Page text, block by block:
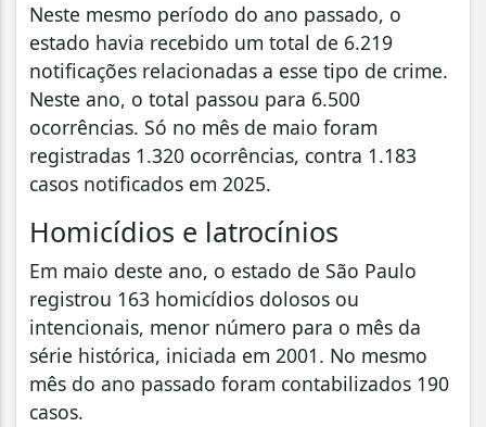
Neste mesmo período do ano passado, o
estado havia recebido um total de 6.219
notificações relacionadas a esse tipo de crime.
Neste ano, o total passou para 6.500
ocorrências. Só no mês de maio foram
registradas 1.320 ocorrências, contra 1.183
casos notificados em 2025.
Homicídios e latrocínios
Em maio deste ano, o estado de São Paulo
registrou 163 homicídios dolosos ou
intencionais, menor número para o mês da
série histórica, iniciada em 2001. No mesmo
mês do ano passado foram contabilizados 190
casos.